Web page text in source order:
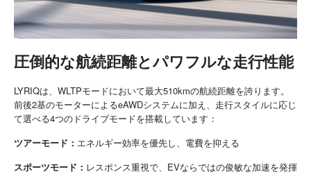
圧倒的な航続距離とパワフルな走行性能
LYRIQは、WLTPモードにおいて最大510kmの航続距離を誇ります。
前後2基のモーターによるeAWDシステムに加え、走行スタイルに応じ
て選べる4つのドライブモードを搭載しています：
ツアーモード： エネルギー効率を優先し、電費を抑える
スポーツモード： レスポンス重視で、EVならではの俊敏な加速を発揮